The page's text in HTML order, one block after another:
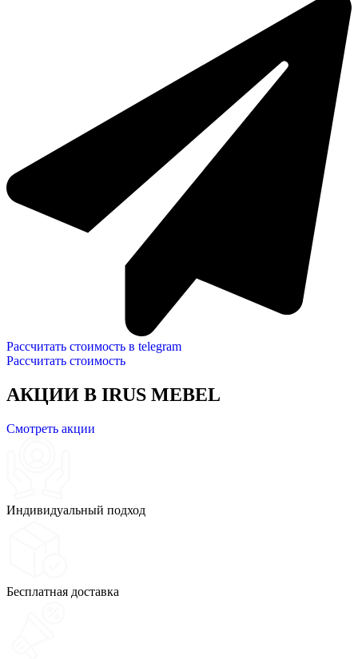
Рассчитать стоимость в telegram
Рассчитать стоимость
АКЦИИ В IRUS MEBEL
Смотреть акции
Индивидуальный подход
Бесплатная доставка